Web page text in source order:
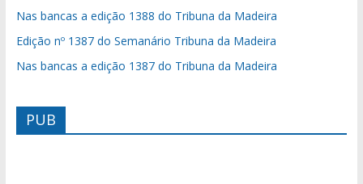
Nas bancas a edição 1388 do Tribuna da Madeira
Edição nº 1387 do Semanário Tribuna da Madeira
Nas bancas a edição 1387 do Tribuna da Madeira
PUB